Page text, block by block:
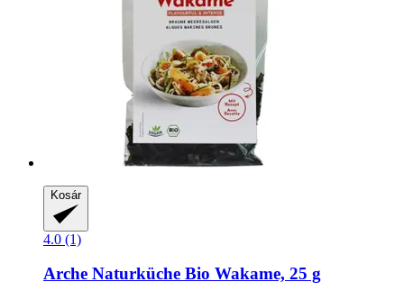
Kosár
4.0 (1)
Arche Naturküche Bio Wakame, 25 g